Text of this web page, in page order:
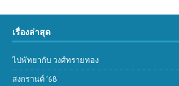
เรื่องล่าสุด
ไปพัทยากับ วงศ์ทรายทอง
สงกรานต์ ’68